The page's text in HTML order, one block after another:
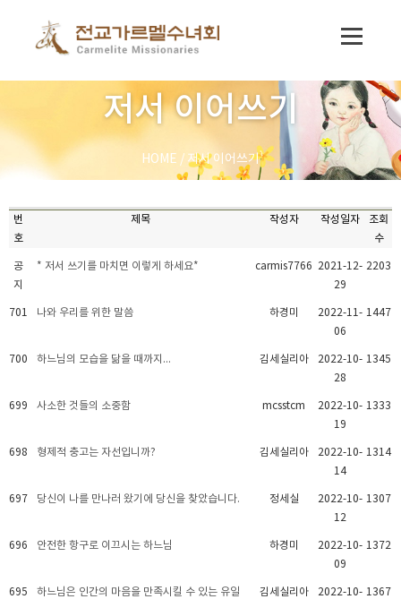
저서 이어쓰기
HOME / 저서 이어쓰기
번
호
제목 작성자 작성일자
조회
수
공
지
* 저서 쓰기를 마치면 이렇게 하세요* carmis7766 2021-12-
29
2203
701 나와 우리를 위한 말씀 하경미
2022-11-
06
1447
700 하느님의 모습을 닮을 때까지... 김세실리아
2022-10-
28
1345
699 사소한 것들의 소중함 mcsstcm
2022-10-
19
1333
698 형제적 충고는 자선입니까? 김세실리아
2022-10-
14
1314
697 당신이 나를 만나러 왔기에 당신을 찾았습니다. 정세실
2022-10-
12
1307
696 안전한 항구로 이끄시는 하느님 하경미
2022-10-
09
1372
695
하느님은 인간의 마음을 만족시킬 수 있는 유일
김세실리아
2022-10- 1367